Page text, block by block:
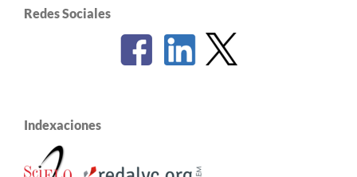
Redes Sociales
Indexaciones